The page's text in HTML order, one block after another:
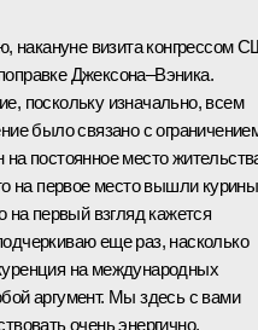
накануне визита конгрессом
Джексона–Вэника.
поскольку изначально, всем
было связано с
постоянное место
на первое место вышли
на первый взгляд кажется
еще раз, насколько
на международных
аргумент. Мы здесь с вами
очень энергично,